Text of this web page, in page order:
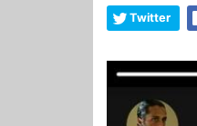
Twitter